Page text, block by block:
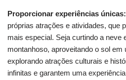
Proporcionar experiências únicas:
próprias atrações e atividades, que
mais especial. Seja curtindo a neve
montanhoso, aproveitando o sol
explorando atrações culturais e
infinitas e garantem uma